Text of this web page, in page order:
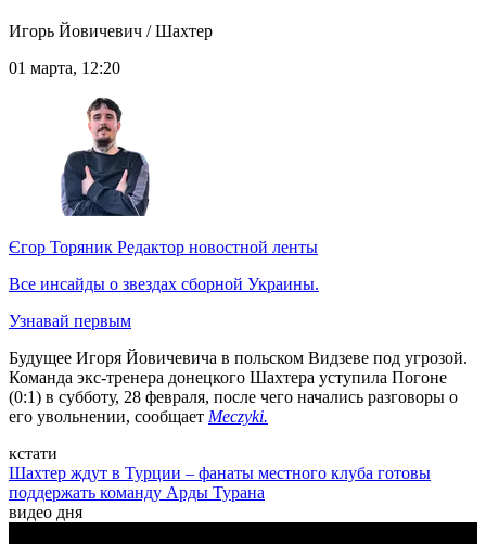
Игорь Йовичевич / Шахтер
01 марта, 12:20
Єгор Торяник Редактор новостной ленты
Все инсайды о звездах сборной Украины.
Узнавай первым
Будущее Игоря Йовичевича в польском Видзеве под угрозой.
Команда экс-тренера донецкого Шахтера уступила Погоне
(0:1) в субботу, 28 февраля, после чего начались разговоры о
его увольнении, сообщает Meczyki.
кстати
Шахтер ждут в Турции – фанаты местного клуба готовы
поддержать команду Арды Турана
видео дня